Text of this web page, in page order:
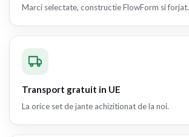
Marci selectate, constructie FlowForm si forjat.
Transport gratuit in UE
La orice set de jante achizitionat de la noi.